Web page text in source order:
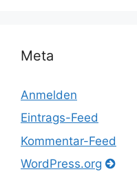
Meta
Anmelden
Eintrags-Feed
Kommentar-Feed
WordPress.org